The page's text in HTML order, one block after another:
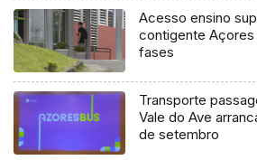
Acesso ensino
contigente
fases
Transporte
Vale do Ave
de setembro